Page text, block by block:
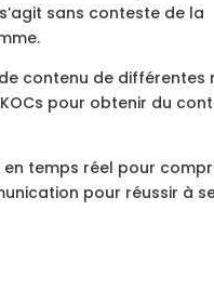
sans conteste de la
contenu de différentes
pour obtenir du
en temps réel pour
pour réussir à